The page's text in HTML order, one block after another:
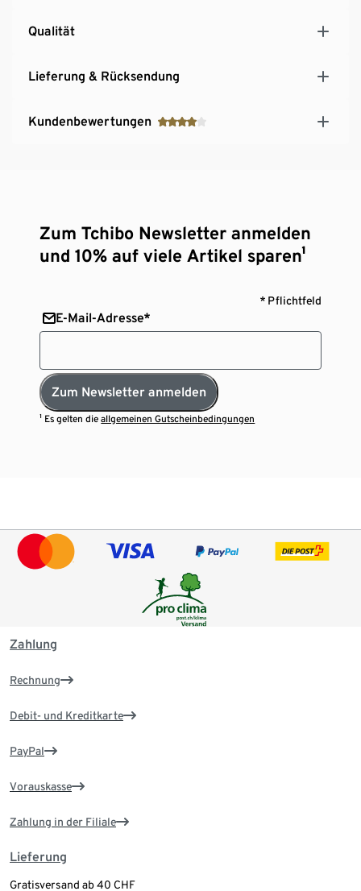
Qualität
Lieferung & Rücksendung
Kundenbewertungen
Zum Tchibo Newsletter anmelden
und 10% auf viele Artikel sparen¹
* Pflichtfeld
E-Mail-Adresse*
Zum Newsletter anmelden
¹ Es gelten dieallgemeinen Gutscheinbedingungen
Zahlung
Rechnung
Debit- und Kreditkarte
PayPal
Vorauskasse
Zahlung in der Filiale
Lieferung
Gratisversand ab 40 CHF